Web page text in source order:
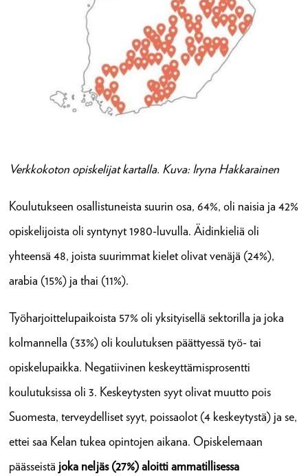
Verkkokoton opiskelijat kartalla. Kuva: Iryna Hakkarainen
Koulutukseen osallistuneista suurin osa, 64%, oli naisia ja 42%
opiskelijoista oli syntynyt 1980-luvulla. Äidinkieliä oli
yhteensä 48, joista suurimmat kielet olivat venäjä (24%),
arabia (15%) ja thai (11%).
Työharjoittelupaikoista 57% oli yksityisellä sektorilla ja joka
kolmannella (33%) oli koulutuksen päättyessä työ- tai
opiskelupaikka. Negatiivinen keskeyttämisprosentti
koulutuksissa oli 3. Keskeytysten syyt olivat muutto pois
Suomesta, terveydelliset syyt, poissaolot (4 keskeytystä) ja se,
ettei saa Kelan tukea opintojen aikana. Opiskelemaan
päässeistä joka neljäs (27%) aloitti ammatillisessa